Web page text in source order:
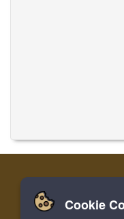
집 로그인
Cookie